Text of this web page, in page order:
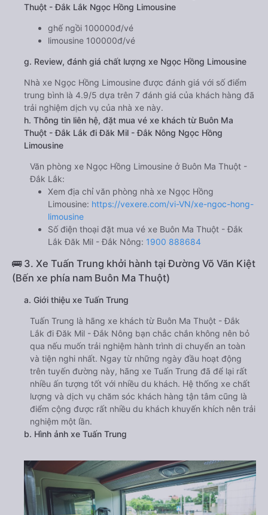
Thuột - Đắk Lắk Ngọc Hồng Limousine
ghế ngồi 100000đ/vé
limousine 100000đ/vé
g. Review, đánh giá chất lượng xe Ngọc Hồng Limousine
Nhà xe Ngọc Hồng Limousine được đánh giá với số điểm
trung bình là 4.9/5 dựa trên 7 đánh giá của khách hàng đã
trải nghiệm dịch vụ của nhà xe này.
h. Thông tin liên hệ, đặt mua vé xe khách từ Buôn Ma
Thuột - Đắk Lắk đi Đăk Mil - Đắk Nông Ngọc Hồng
Limousine
Văn phòng xe Ngọc Hồng Limousine ở Buôn Ma Thuột -
Đắk Lắk:
Xem địa chỉ văn phòng nhà xe Ngọc Hồng
Limousine: https://vexere.com/vi-VN/xe-ngoc-hong-
limousine
Số điện thoại đặt mua vé xe Buôn Ma Thuột - Đắk
Lắk Đăk Mil - Đắk Nông: 1900 888684
🚌 3. Xe Tuấn Trung khởi hành tại Đường Võ Văn Kiệt
(Bến xe phía nam Buôn Ma Thuột)
a. Giới thiệu xe Tuấn Trung
Tuấn Trung là hãng xe khách từ Buôn Ma Thuột - Đắk
Lắk đi Đăk Mil - Đắk Nông bạn chắc chắn không nên bỏ
qua nếu muốn trải nghiệm hành trình di chuyển an toàn
và tiện nghi nhất. Ngay từ những ngày đầu hoạt động
trên tuyến đường này, hãng xe Tuấn Trung đã để lại rất
nhiều ấn tượng tốt với nhiều du khách. Hệ thống xe chất
lượng và dịch vụ chăm sóc khách hàng tận tâm cũng là
điểm cộng được rất nhiều du khách khuyến khích nên trải
nghiệm một lần.
b. Hình ảnh xe Tuấn Trung